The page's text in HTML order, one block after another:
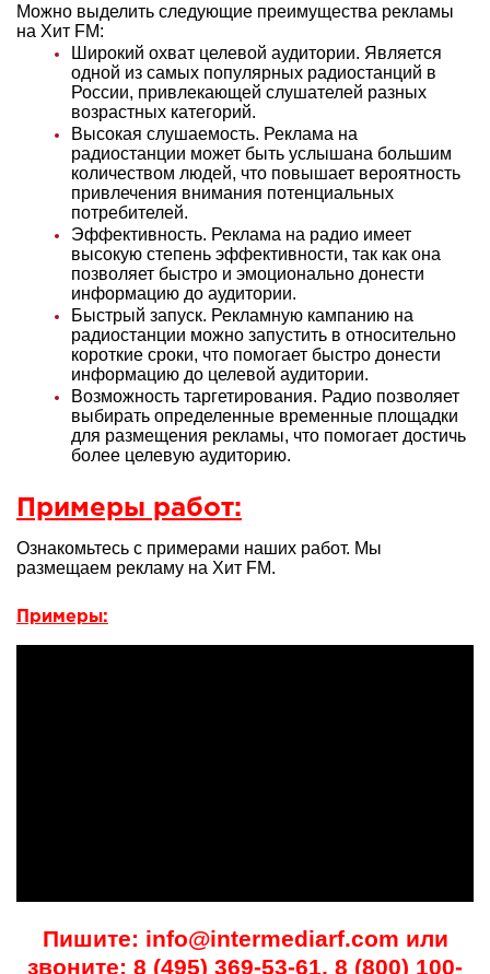
Можно выделить следующие преимущества рекламы
на Хит FM:
Широкий охват целевой аудитории. Является
одной из самых популярных радиостанций в
России, привлекающей слушателей разных
возрастных категорий.
Высокая слушаемость. Реклама на
радиостанции может быть услышана большим
количеством людей, что повышает вероятность
привлечения внимания потенциальных
потребителей.
Эффективность. Реклама на радио имеет
высокую степень эффективности, так как она
позволяет быстро и эмоционально донести
информацию до аудитории.
Быстрый запуск. Рекламную кампанию на
радиостанции можно запустить в относительно
короткие сроки, что помогает быстро донести
информацию до целевой аудитории.
Возможность таргетирования. Радио позволяет
выбирать определенные временные площадки
для размещения рекламы, что помогает достичь
более целевую аудиторию.
Примеры работ:
Ознакомьтесь с примерами наших работ. Мы
размещаем рекламу на Хит FM.
Примеры:
Пишите: info@intermediarf.com или
звоните: 8 (495) 369-53-61, 8 (800) 100-